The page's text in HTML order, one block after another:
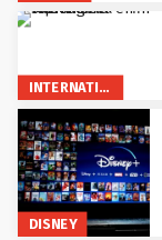
INTERNATIONAL
DISNEY